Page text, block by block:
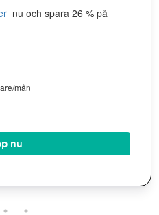
nu och spara 26 % på
mån
nu